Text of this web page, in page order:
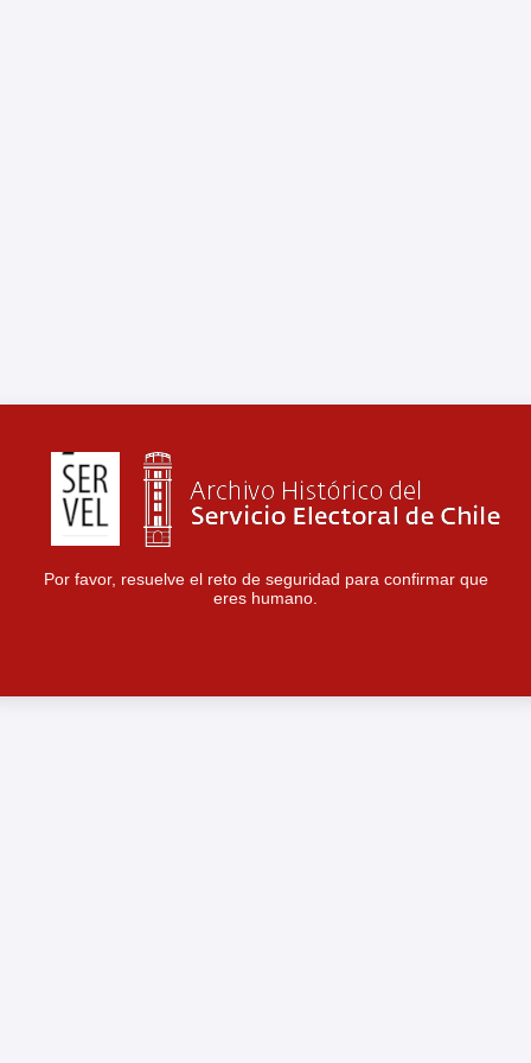
Por favor, resuelve el reto de seguridad para confirmar que
eres humano.